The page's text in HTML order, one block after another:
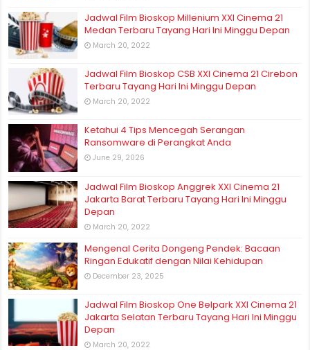
Jadwal Film Bioskop Millenium XXI Cinema 21
Medan Terbaru Tayang Hari Ini Minggu Depan
March 20, 2022
Jadwal Film Bioskop CSB XXI Cinema 21 Cirebon
Terbaru Tayang Hari Ini Minggu Depan
March 20, 2022
Ketahui 4 Tips Mencegah Serangan
Ransomware di Perangkat Anda
June 29, 2026
Jadwal Film Bioskop Anggrek XXI Cinema 21
Jakarta Barat Terbaru Tayang Hari Ini Minggu
Depan
March 20, 2022
Mengenal Cerita Dongeng Pendek: Bacaan
Ringan Edukatif dengan Nilai Kehidupan
December 23, 2025
Jadwal Film Bioskop One Belpark XXI Cinema 21
Jakarta Selatan Terbaru Tayang Hari Ini Minggu
Depan
March 20, 2022